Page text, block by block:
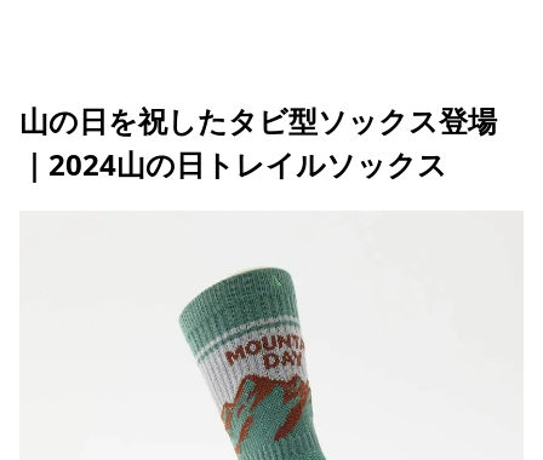
山の日を祝したタビ型ソックス登場
｜2024山の日トレイルソックス